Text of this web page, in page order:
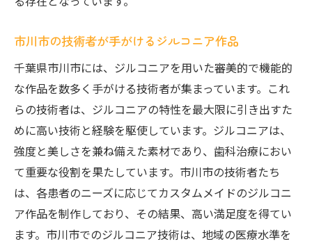
市川市の技術者が手がけるジルコニア作品
千葉県市川市には、ジルコニアを用いた審美的で機能的
な作品を数多く手がける技術者が集まっています。これ
らの技術者は、ジルコニアの特性を最大限に引き出すた
めに高い技術と経験を駆使しています。ジルコニアは、
強度と美しさを兼ね備えた素材であり、歯科治療におい
て重要な役割を果たしています。市川市の技術者たち
は、各患者のニーズに応じてカスタムメイドのジルコニ
ア作品を制作しており、その結果、高い満足度を得てい
ます。市川市でのジルコニア技術は、地域の医療水準を